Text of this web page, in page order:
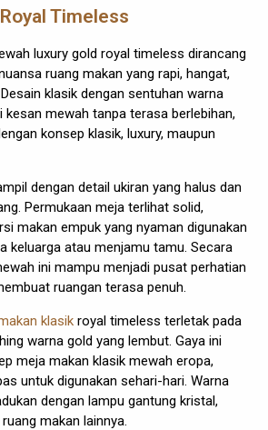
Royal Timeless
luxury gold royal timeless dirancang
ruang makan yang rapi, hangat,
klasik dengan sentuhan warna
mewah tanpa terasa berlebihan,
konsep klasik, luxury, maupun
dengan detail ukiran yang halus dan
Permukaan meja terlihat solid,
makan empuk yang nyaman digunakan
keluarga atau menjamu tamu. Secara
ini mampu menjadi pusat perhatian
ruangan terasa penuh.
klasik royal timeless terletak pada
warna gold yang lembut. Gaya ini
meja makan klasik mewah eropa,
untuk digunakan sehari-hari. Warna
dengan lampu gantung kristal,
makan lainnya.